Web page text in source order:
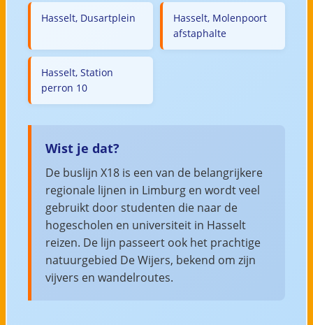
Hasselt, Dusartplein
Hasselt, Molenpoort
afstaphalte
Hasselt, Station
perron 10
Wist je dat?
De buslijn X18 is een van de belangrijkere
regionale lijnen in Limburg en wordt veel
gebruikt door studenten die naar de
hogescholen en universiteit in Hasselt
reizen. De lijn passeert ook het prachtige
natuurgebied De Wijers, bekend om zijn
vijvers en wandelroutes.